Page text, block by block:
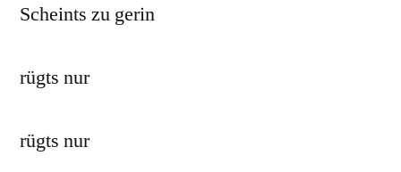
Scheints zu gerin
rügts nur
rügts nur